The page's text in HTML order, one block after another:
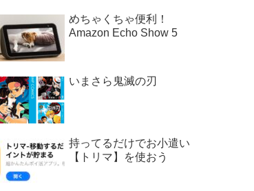
めちゃくちゃ便利！
Amazon Echo Show 5
いまさら鬼滅の刃
持ってるだけでお小遣い
【トリマ】を使おう